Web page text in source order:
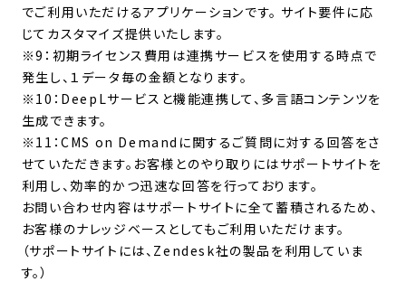
でご利用いただけるアプリケーションです。 サイト要件に応
じてカスタマイズ提供いたします。
※9：初期ライセンス費用は連携サービスを使用する時点で
発生し、１データ毎の金額となります。
※10：DeepLサービスと機能連携して、多言語コンテンツを
生成できます。
※11：CMS on Demandに関するご質問に対する回答をさ
せていただきます。お客様とのやり取りにはサポートサイトを
利用し、効率的かつ迅速な回答を行っております。
お問い合わせ内容はサポートサイトに全て蓄積されるため、
お客様のナレッジベースとしてもご利用いただけます。
（サポートサイトには、Zendesk社の製品を利用していま
す。）